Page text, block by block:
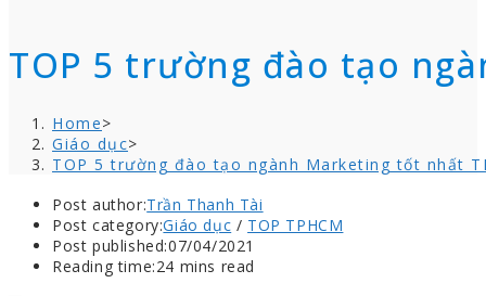
TOP 5 trường đào tạo
Home>
Giáo dục>
TOP 5 trường đào tạo ngành Marketing tốt nhất
Post author:Trần Thanh Tài
Post category:Giáo dục / TOP TPHCM
Post published:07/04/2021
Reading time:24 mins read